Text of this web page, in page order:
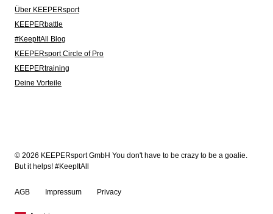
Über KEEPERsport
KEEPERbattle
#KeepItAll Blog
KEEPERsport Circle of Pro
KEEPERtraining
Deine Vorteile
© 2026 KEEPERsport GmbH You don't have to be crazy to be a goalie.
But it helps! #KeepItAll
AGB Impressum Privacy